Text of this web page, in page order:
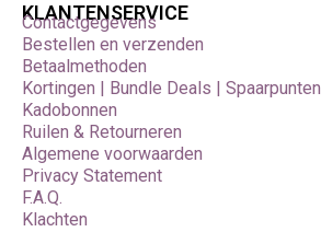
KLANTENSERVICE
Contactgegevens
Bestellen en verzenden
Betaalmethoden
Kortingen | Bundle Deals | Spaarpunten
Kadobonnen
Ruilen & Retourneren
Algemene voorwaarden
Privacy Statement
F.A.Q.
Klachten